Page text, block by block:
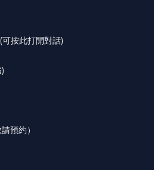
可按此打開對話)
預約）